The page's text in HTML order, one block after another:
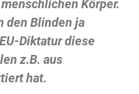
Körper.
den Blinden ja
Diktatur diese
z.B. aus
hat.